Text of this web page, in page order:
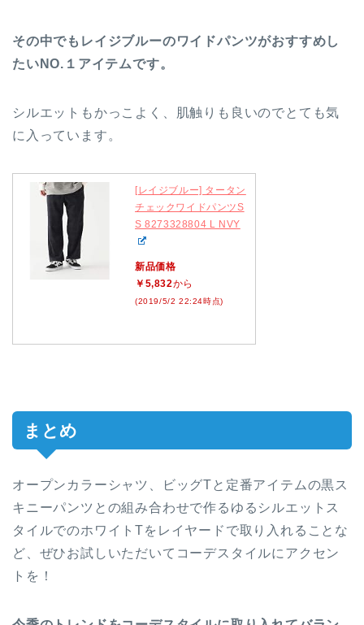
その中でもレイジブルーのワイドパンツがおすすめし
たいNO.１アイテムです。
シルエットもかっこよく、肌触りも良いのでとても気
に入っています。
[レイジブルー] タータン
チェックワイドパンツS
S 8273328804 L NVY
新品価格
￥5,832から
(2019/5/2 22:24時点)
まとめ
オープンカラーシャツ、ビッグTと定番アイテムの黒ス
キニーパンツとの組み合わせで作るゆるシルエットス
タイルでのホワイトTをレイヤードで取り入れることな
ど、ぜひお試しいただいてコーデスタイルにアクセン
トを！